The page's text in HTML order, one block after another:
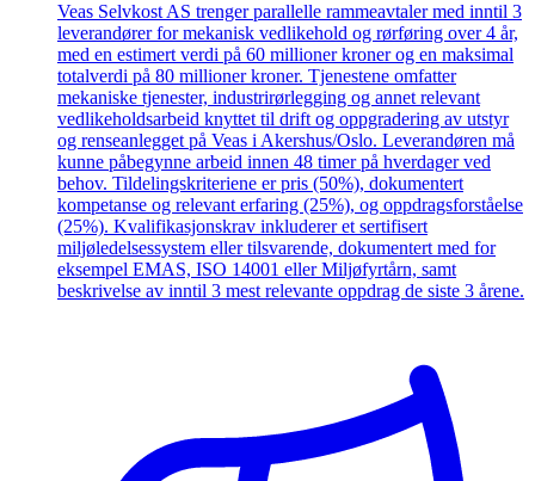
Veas Selvkost AS trenger parallelle rammeavtaler med inntil 3
leverandører for mekanisk vedlikehold og rørføring over 4 år,
med en estimert verdi på 60 millioner kroner og en maksimal
totalverdi på 80 millioner kroner. Tjenestene omfatter
mekaniske tjenester, industrirørlegging og annet relevant
vedlikeholdsarbeid knyttet til drift og oppgradering av utstyr
og renseanlegget på Veas i Akershus/Oslo. Leverandøren må
kunne påbegynne arbeid innen 48 timer på hverdager ved
behov. Tildelingskriteriene er pris (50%), dokumentert
kompetanse og relevant erfaring (25%), og oppdragsforståelse
(25%). Kvalifikasjonskrav inkluderer et sertifisert
miljøledelsessystem eller tilsvarende, dokumentert med for
eksempel EMAS, ISO 14001 eller Miljøfyrtårn, samt
beskrivelse av inntil 3 mest relevante oppdrag de siste 3 årene.